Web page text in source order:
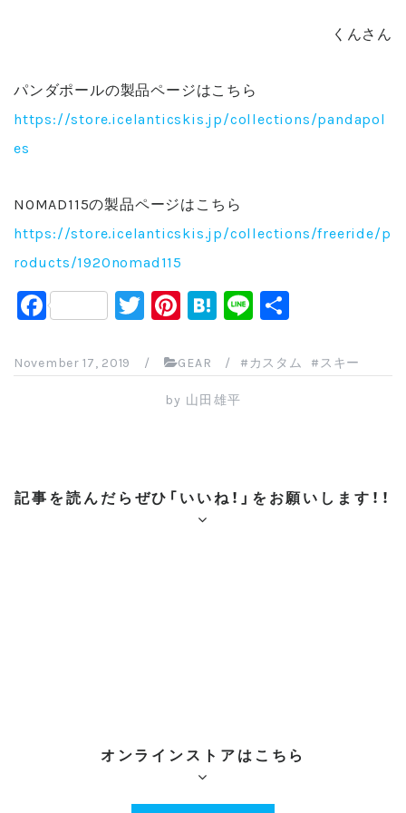
くんさん
パンダポールの製品ページはこちら
https://store.icelanticskis.jp/collections/pandapol
es
NOMAD115の製品ページはこちら
https://store.icelanticskis.jp/collections/freeride/p
roducts/1920nomad115
F
a
c
k
T
wi
tt
er
Pi
nt
er
e
st
H
at
e
n
a
Li
n
e
November 17, 2019 / GEAR / カスタム
スキー
by 山田雄平
記事を読んだらぜひ「いいね！」をお願いします！！
オンラインストアはこちら